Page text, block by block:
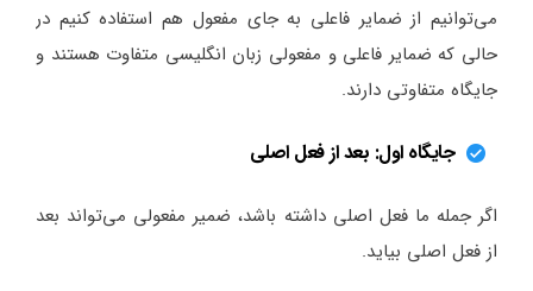
می‌توانیم از ضمایر فاعلی به جای مفعول هم استفاده کنیم در
حالی که ضمایر فاعلی و مفعولی زبان انگلیسی متفاوت هستند و
جایگاه متفاوتی دارند.
جایگاه اول: بعد از فعل اصلی
اگر جمله ما فعل اصلی داشته باشد، ضمیر مفعولی می‌تواند بعد
از فعل اصلی بیاید.